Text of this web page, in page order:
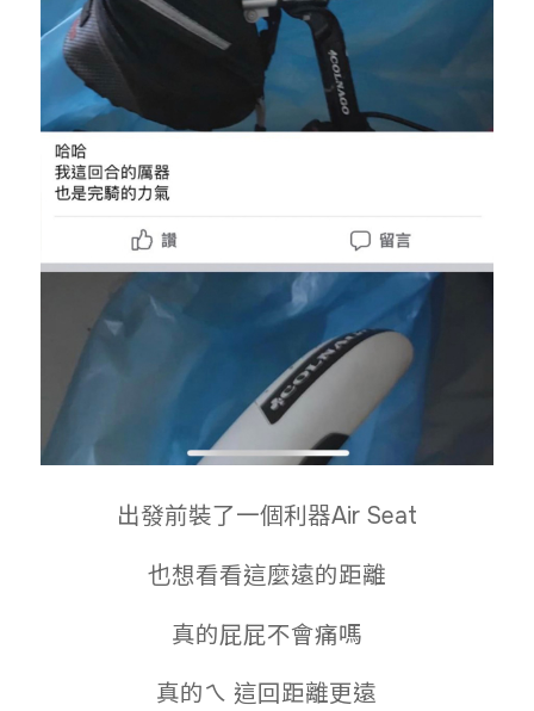
出發前裝了一個利器Air Seat
也想看看這麼遠的距離
真的屁屁不會痛嗎
真的ㄟ 這回距離更遠